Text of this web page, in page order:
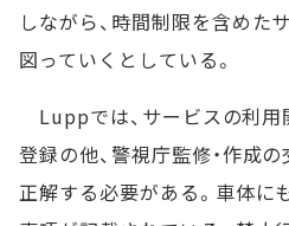
しながら、時間制限を含めた
図っていくとしている。
Luppでは、サービスの利用
登録の他、警視庁監修・作成
正解する必要がある。車体に